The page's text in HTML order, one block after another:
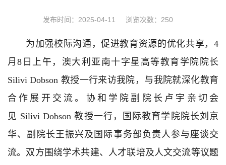
发布时间：2025-04-11 浏览次数： 250
为加强校际沟通，促进教育资源的优化共享，4
月8日上午，澳大利亚南十字星高等教育学院院长
Silivi Dobson 教授一行来访我院，与我院就深化教育
合作展开交流。协和学院副院长卢宇亲切会
见 Silivi Dobson 教授一行，国际教育学院院长刘京
华、副院长王振兴及国际事务部负责人参与座谈交
流。双方围绕学术共建、人才联培及人文交流等议题